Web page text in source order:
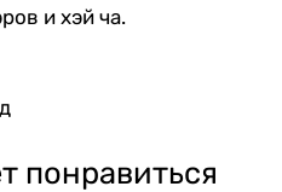
и хэй ча.
понравиться